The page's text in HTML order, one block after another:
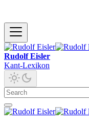
Rudolf Eisler
Kant-Lexikon